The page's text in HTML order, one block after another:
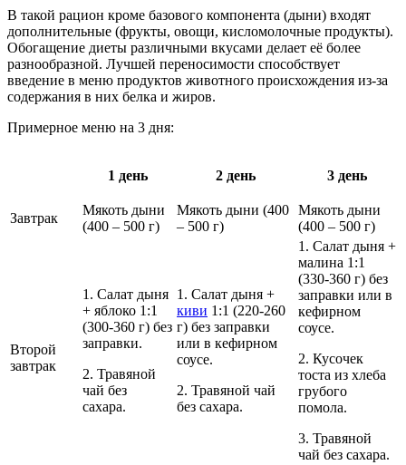
В такой рацион кроме базового компонента (дыни) входят
дополнительные (фрукты, овощи, кисломолочные продукты).
Обогащение диеты различными вкусами делает её более
разнообразной. Лучшей переносимости способствует
введение в меню продуктов животного происхождения из-за
содержания в них белка и жиров.
Примерное меню на 3 дня:
1 день 2 день 3 день
Завтрак
Мякоть дыни
(400 – 500 г)
Мякоть дыни (400
– 500 г)
Мякоть дыни
(400 – 500 г)
Второй
завтрак
1. Салат дыня
+ яблоко 1:1
(300-360 г) без
заправки.
2. Травяной
чай без
сахара.
1. Салат дыня +
киви 1:1 (220-260
г) без заправки
или в кефирном
соусе.
2. Травяной чай
без сахара.
1. Салат дыня +
малина 1:1
(330-360 г) без
заправки или в
кефирном
соусе.
2. Кусочек
тоста из хлеба
грубого
помола.
3. Травяной
чай без сахара.